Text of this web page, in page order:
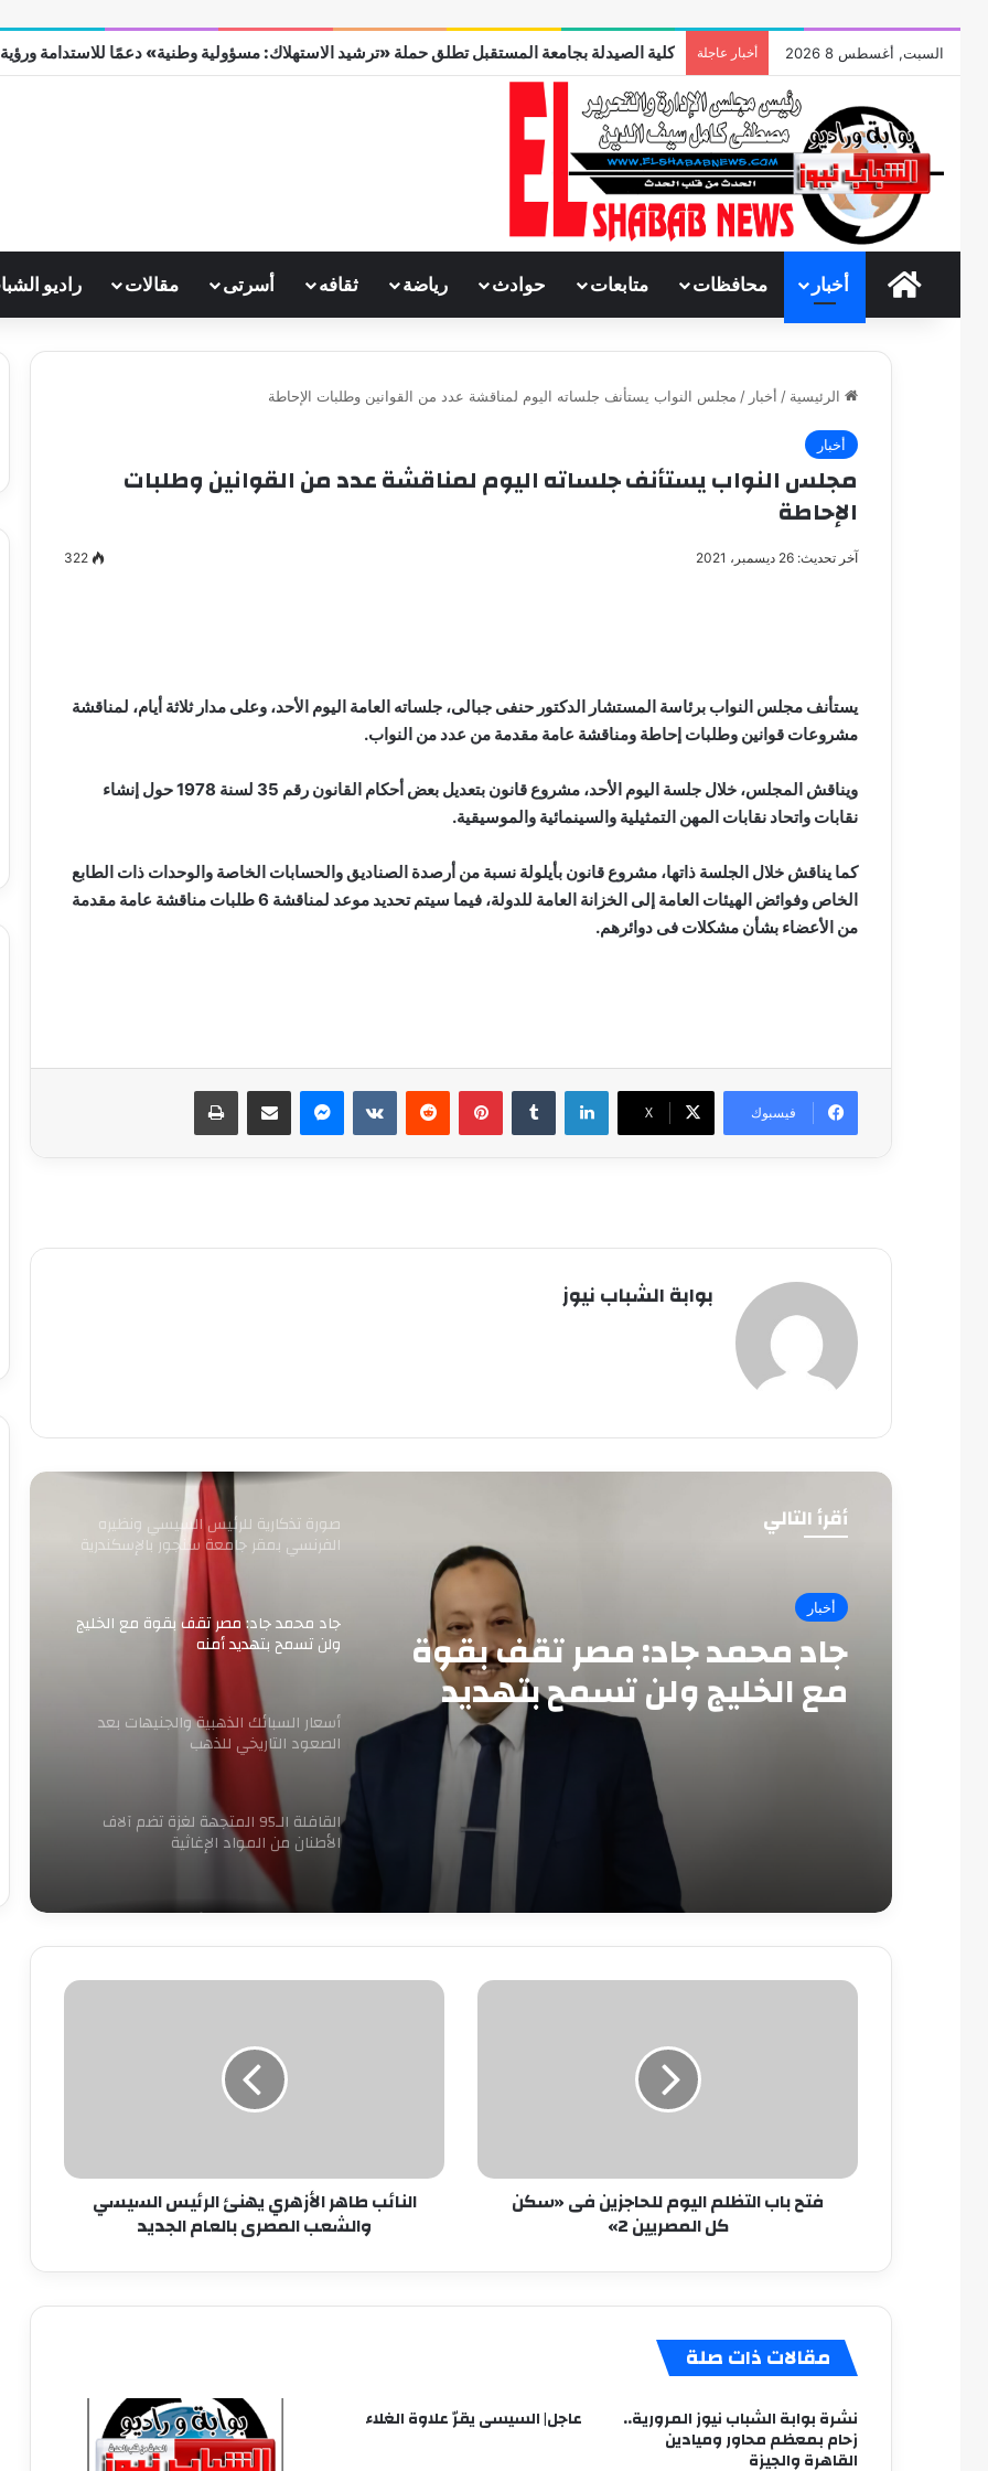
السبت, أغسطس 8 2026 أخبار عاجلة كلية الصيدلة بجامعة المستقبل تطلق حملة «ترشيد الاستهلاك: مسؤولية وطنية» دعمًا للاستدامة ورؤية
الرئيسية
أخبار محافظات متابعات حوادث رياضة ثقافه أسرتى مقالات راديو
الرئيسية / أخبار / مجلس النواب يستأنف جلساته اليوم لمناقشة عدد من القوانين وطلبات الإحاطة
أخبار
مجلس النواب يستأنف جلساته اليوم لمناقشة عدد من القوانين وطلبات
الإحاطة
آخر تحديث: 26 ديسمبر، 2021 322
يستأنف مجلس النواب برئاسة المستشار الدكتور حنفى جبالى، جلساته العامة اليوم الأحد، وعلى مدار ثلاثة أيام، لمناقشة
مشروعات قوانين وطلبات إحاطة ومناقشة عامة مقدمة من عدد من النواب.
ويناقش المجلس، خلال جلسة اليوم الأحد، مشروع قانون بتعديل بعض أحكام القانون رقم 35 لسنة 1978 حول إنشاء
نقابات واتحاد نقابات المهن التمثيلية والسينمائية والموسيقية.
كما يناقش خلال الجلسة ذاتها، مشروع قانون بأيلولة نسبة من أرصدة الصناديق والحسابات الخاصة والوحدات ذات الطابع
الخاص وفوائض الهيئات العامة إلى الخزانة العامة للدولة، فيما سيتم تحديد موعد لمناقشة 6 طلبات مناقشة عامة مقدمة
من الأعضاء بشأن مشكلات فى دوائرهم.
فيسبوك ‫X
لينكدإن بينتيريست ماسنجر مشاركة عبر البريد طباعة
بوابة الشباب نيوز
أقرأ التالي
أخبار
جاد محمد جاد: مصر تقف بقوة
مع الخليج ولن تسمح بتهديد
أمنه
الحكومة تبحث وضع حلول جذرية
للمشكلات المالية لـ”ماسبيرو” والصحف
القومية
الطاقة والبترول والبتروكيماويات مع نظيره
بالعمل المشترك من أجل مصلحة البلد
صورة تذكارية للرئيس السيسي ونظيره
الفرنسي بمقر جامعة سنجور بالإسكندرية
جاد محمد جاد: مصر تقف بقوة مع الخليج
ولن تسمح بتهديد أمنه
أسعار السبائك الذهبية والجنيهات بعد
الصعود التاريخي للذهب
القافلة الـ95 المتجهة لغزة تضم آلاف
الأطنان من المواد الإغاثية
الكهرباء تنفي زيادة الأسعار وتغيير
العدادات: كل ما يُتداول غير صحيح
الثانية من انتخابات مجلس النواب 2025
الحكومة تبحث وضع حلول جذرية
وزير البترول يبحث تعزيز التعاون في مجالات
الطاقة والبترول والبتروكيماويات مع نظيره
بيان القائمة الوطنية من أجل مصر: نتمسك
بالعمل المشترك من أجل مصلحة البلد
فتح
المصريين
فتح باب التظلم اليوم للحاجزين فى «سكن
كل المصريين 2»
النائب
بالعام
الجديدالنائب طاهر الأزهري يهنئ الرئيس السيسي
والشعب المصرى بالعام الجديد
مقالات ذات صلة
نشرة بوابة الشباب نيوز المرورية..
زحام بمعظم محاور وميادين
القاهرة والجيزة
عاجل| السيسى يقرّ علاوة الغلاء
….
يكتب
عطوه
كليوباترا
القرن
مصطفى كامل سيف الدين …. يكتب
مايسه عطوه كليوباترا القرن 21
الدين
….
جديد
مصطفى كامل سيف الدين …. يكتب